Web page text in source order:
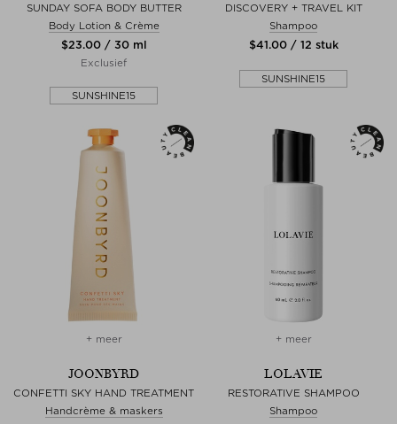
SUNDAY SOFA BODY BUTTER
Body Lotion & Crème
$‌23.00 / 30 ml
Exclusief
SUNSHINE15
DISCOVERY + TRAVEL KIT
Shampoo
$‌41.00 / 12 stuk
SUNSHINE15
+ meer
JOONBYRD
CONFETTI SKY HAND TREATMENT
Handcrème & maskers
+ meer
LOLAVIE
RESTORATIVE SHAMPOO
Shampoo